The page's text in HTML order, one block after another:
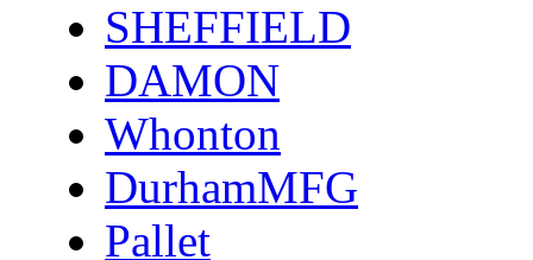
SHEFFIELD
DAMON
Whonton
DurhamMFG
Pallet